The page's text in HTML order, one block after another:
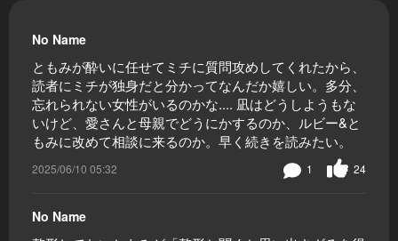
No Name
ともみが酔いに任せてミチに質問攻めしてくれたから、
読者にミチが独身だと分かってなんだか嬉しい。多分、
忘れられない女性がいるのかな.... 凪はどうしようもな
いけど、愛さんと母親でどうにかするのか、ルビー&と
もみに改めて相談に来るのか。早く続きを読みたい。
2025/06/10 05:32 24
1
No Name